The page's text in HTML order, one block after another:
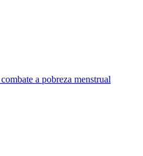
a pobreza menstrual